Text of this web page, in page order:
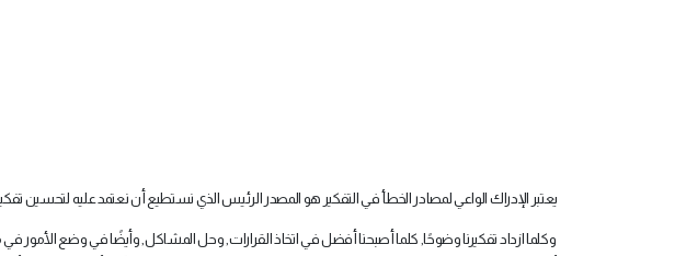
يعتبر الإدراك الواعي لمصادر الخطأ في التفكير هو المصدر الرئيس الذي نستطيع أن نعتمد عليه لتحسين
وكلما ازداد تفكيرنا وضوحًا, كلما أصبحنا أفضل في اتخاذ القرارات, وحل المشاكل, وأيضًا في وضع